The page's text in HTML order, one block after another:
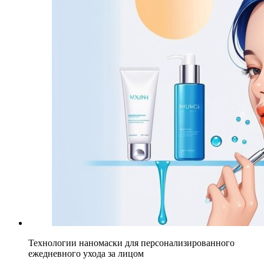
Технологии наномаски для персонализированного
ежедневного ухода за лицом